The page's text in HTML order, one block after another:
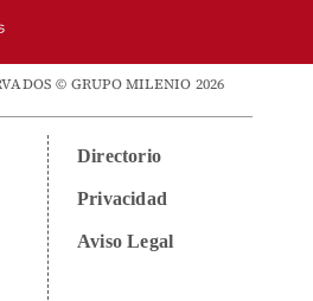
© GRUPO MILENIO 2026
Directorio
Privacidad
Aviso Legal